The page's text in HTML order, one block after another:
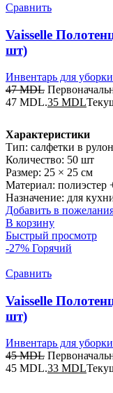
Сравнить
Vaisselle
шт)
Инвентарь для уборки
47MDL
47 MDL.35 MDL
Характеристики
Тип: салфетки в
Количество: 50 шт
Размер: 25 × 25 см
Материал: полиэстер
Назначение: для
Добавить в
В корзину
Быстрый просмотр
-27% Горячий
Сравнить
Vaisselle
шт)
Инвентарь для уборки
45MDL
45 MDL.33 MDL